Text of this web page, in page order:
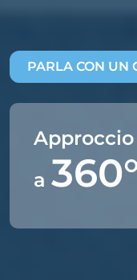
PARLA CON UN
a 360°